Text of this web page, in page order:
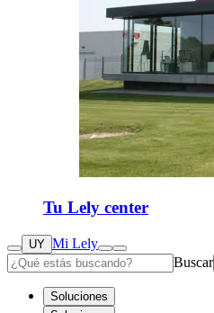
Tu Lely center
UY Mi Lely
Buscar
Soluciones